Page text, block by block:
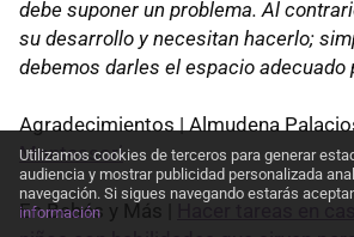
debe suponer un problema. Al
su desarrollo y necesitan hacerlo;
debemos darles el espacio adecuado
Agradecimientos | Almudena
Montessori
En Bebés y Más |
Hacer tareas en
Utilizamos cookies de terceros para generar
audiencia y mostrar publicidad personalizada
navegación. Si sigues navegando estarás
información